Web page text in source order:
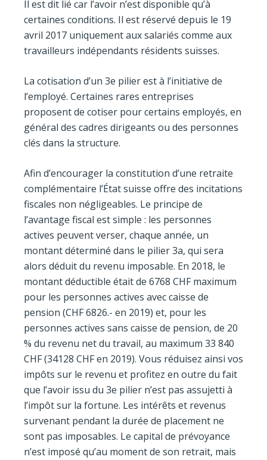
Il est dit lié car l’avoir n’est disponible qu’à
certaines conditions. Il est réservé depuis le 19
avril 2017 uniquement aux salariés comme aux
travailleurs indépendants résidents suisses.
La cotisation d’un 3e pilier est à l’initiative de
l’employé. Certaines rares entreprises
proposent de cotiser pour certains employés, en
général des cadres dirigeants ou des personnes
clés dans la structure.
Afin d’encourager la constitution d’une retraite
complémentaire l’État suisse offre des incitations
fiscales non négligeables. Le principe de
l’avantage fiscal est simple : les personnes
actives peuvent verser, chaque année, un
montant déterminé dans le pilier 3a, qui sera
alors déduit du revenu imposable. En 2018, le
montant déductible était de 6768 CHF maximum
pour les personnes actives avec caisse de
pension (CHF 6826.- en 2019) et, pour les
personnes actives sans caisse de pension, de 20
% du revenu net du travail, au maximum 33 840
CHF (34128 CHF en 2019). Vous réduisez ainsi vos
impôts sur le revenu et profitez en outre du fait
que l’avoir issu du 3e pilier n’est pas assujetti à
l’impôt sur la fortune. Les intérêts et revenus
survenant pendant la durée de placement ne
sont pas imposables. Le capital de prévoyance
n’est imposé qu’au moment de son retrait, mais